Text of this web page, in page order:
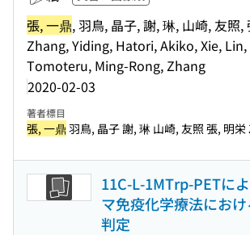
張, 一鼎, 羽鳥, 晶子, 謝, 琳, 山崎, 友照,
Zhang, Yiding, Hatori, Akiko, Xie,
Tomoteru, Ming-Rong, Zhang
2020-02-03
著者標目
張, 一鼎 羽鳥, 晶子 謝, 琳 山崎, 友照 張, 明
11C-L-1MTrp-PETに
マ免疫化学療法にお
判定